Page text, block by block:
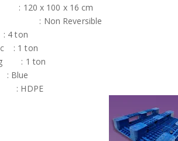
: 120 x 100 x 16 cm
: Non Reversible
4 ton
: 1 ton
: 1 ton
: Blue
: HDPE